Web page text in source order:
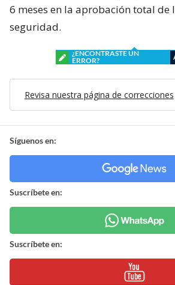
6 meses en la aprobación total de
seguridad.
¿ENCONTRASTE UN
ERROR?
Revisa nuestra página de correcciones
Síguenos en:
Suscríbete en:
Suscríbete en: